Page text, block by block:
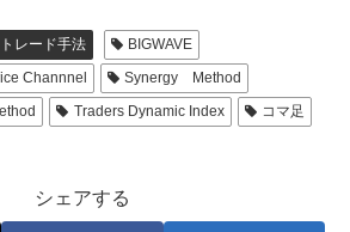
トレード手法
BIGWAVE
Channnel
Synergy Method
Traders Dynamic Index
コマ足
シェアする